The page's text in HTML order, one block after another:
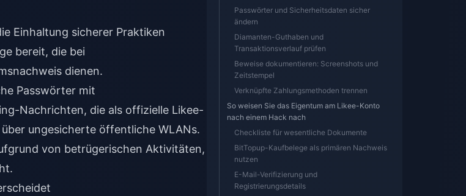
Einhaltung sicherer Praktiken
bereit, die bei
dienen.
Passwörter mit
Nachrichten, die als offizielle Likee-
ungesicherte öffentliche WLANs.
von betrügerischen Aktivitäten,
Passwörter und Sicherheitsdaten sicher
ändern
Diamanten-Guthaben und
Transaktionsverlauf prüfen
Beweise dokumentieren: Screenshots und
Zeitstempel
Verknüpfte Zahlungsmethoden trennen
So weisen Sie das Eigentum am Likee-Konto
nach einem Hack nach
Checkliste für wesentliche Dokumente
BitTopup-Kaufbelege als primären Nachweis
nutzen
E-Mail-Verifizierung und
Registrierungsdetails